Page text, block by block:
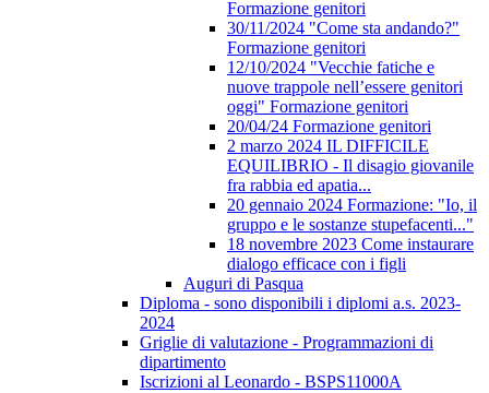
Formazione genitori
30/11/2024 "Come sta andando?"
Formazione genitori
12/10/2024 "Vecchie fatiche e
nuove trappole nell’essere genitori
oggi" Formazione genitori
20/04/24 Formazione genitori
2 marzo 2024 IL DIFFICILE
EQUILIBRIO - Il disagio giovanile
fra rabbia ed apatia...
20 gennaio 2024 Formazione: "Io, il
gruppo e le sostanze stupefacenti..."
18 novembre 2023 Come instaurare
dialogo efficace con i figli
Auguri di Pasqua
Diploma - sono disponibili i diplomi a.s. 2023-
2024
Griglie di valutazione - Programmazioni di
dipartimento
Iscrizioni al Leonardo - BSPS11000A